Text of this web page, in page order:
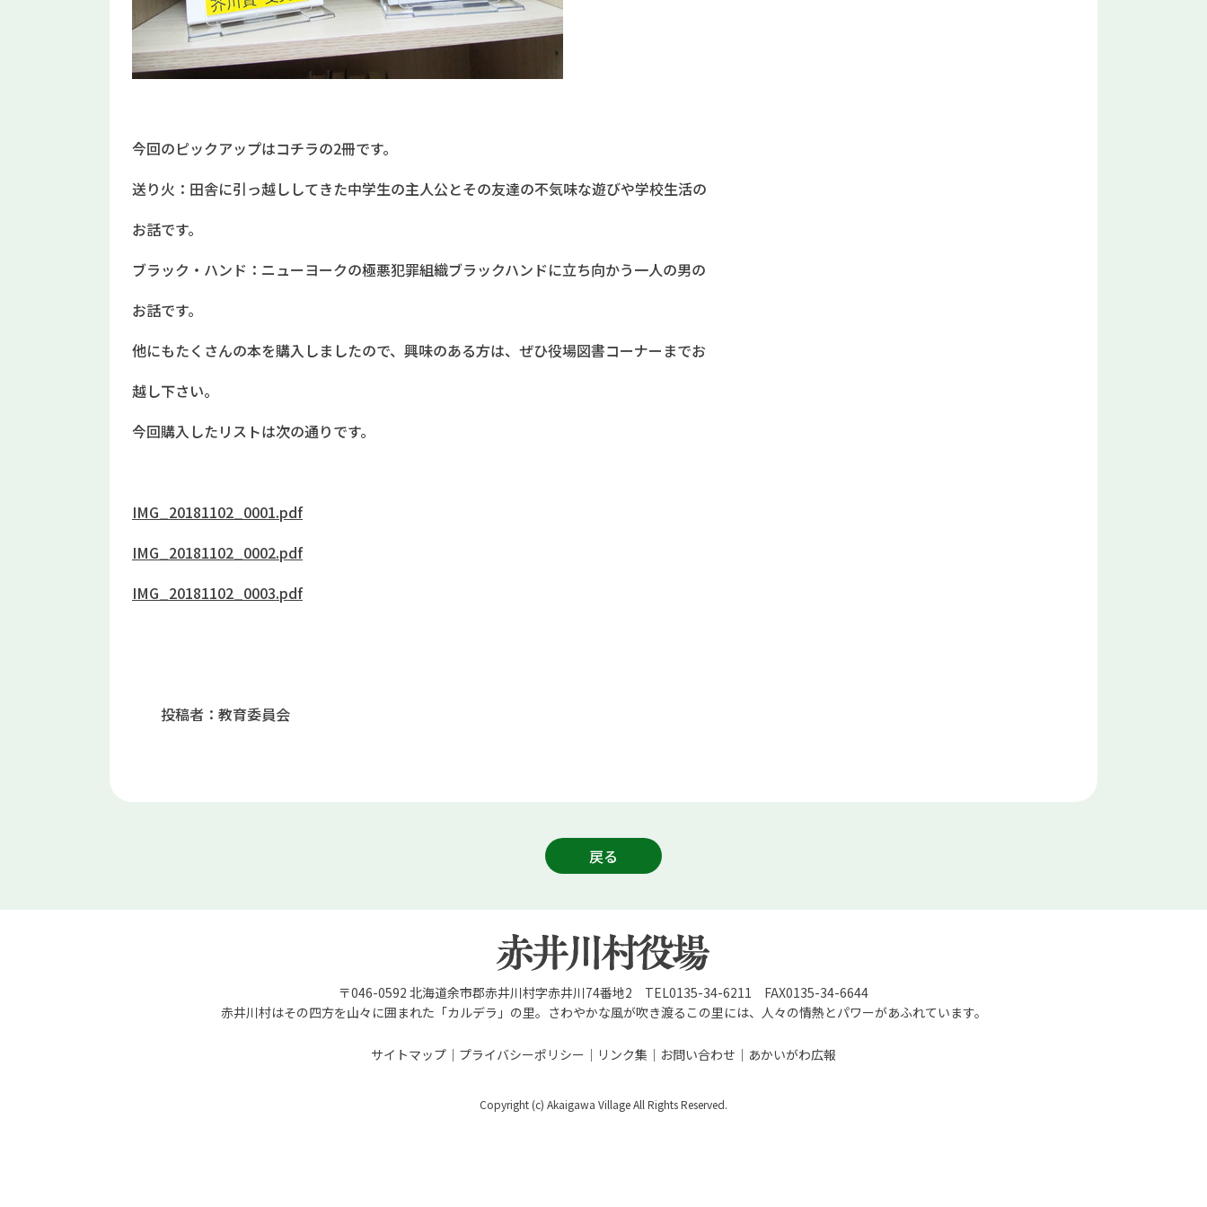
今回のピックアップはコチラの2冊です。
送り火：田舎に引っ越ししてきた中学生の主人公とその友達の不気味な遊びや学校生活の
お話です。
ブラック・ハンド：ニューヨークの極悪犯罪組織ブラックハンドに立ち向かう一人の男の
お話です。
他にもたくさんの本を購入しましたので、興味のある方は、ぜひ役場図書コーナーまでお
越し下さい。
今回購入したリストは次の通りです。
IMG_20181102_0001.pdf
IMG_20181102_0002.pdf
IMG_20181102_0003.pdf
投稿者：教育委員会
戻る
〒046-0592 北海道余市郡赤井川村字赤井川74番地2 TEL0135-34-6211 FAX0135-34-6644
赤井川村はその四方を山々に囲まれた「カルデラ」の里。さわやかな風が吹き渡るこの里には、人々の情熱とパワーがあふれています。
サイトマップ プライバシーポリシー リンク集 お問い合わせ あかいがわ広報
Copyright (c) Akaigawa Village All Rights Reserved.